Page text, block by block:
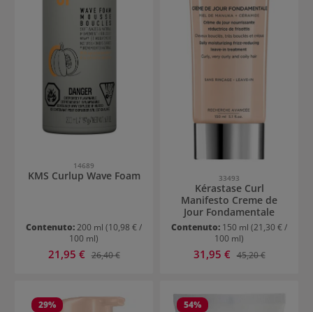
14689
KMS Curlup Wave Foam
Contenuto:200 ml (10,98 € /
100 ml)
Prezzo di vendita:
21,95 € Prezzo normale:
26,40 €
33493
Kérastase Curl
Manifesto Creme de
Jour Fondamentale
Contenuto: 150 ml (21,30 € /
100 ml)
Prezzo di vendita:
31,95 € Prezzo normale:
45,20 €
29% 54%